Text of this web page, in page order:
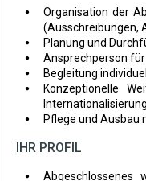
Organisation der
(Ausschreibungen,
Planung und
Ansprechperson
Begleitung
Konzeptionelle
Internationalisierung
Pflege und Ausbau
IHR PROFIL
Abgeschlossenes